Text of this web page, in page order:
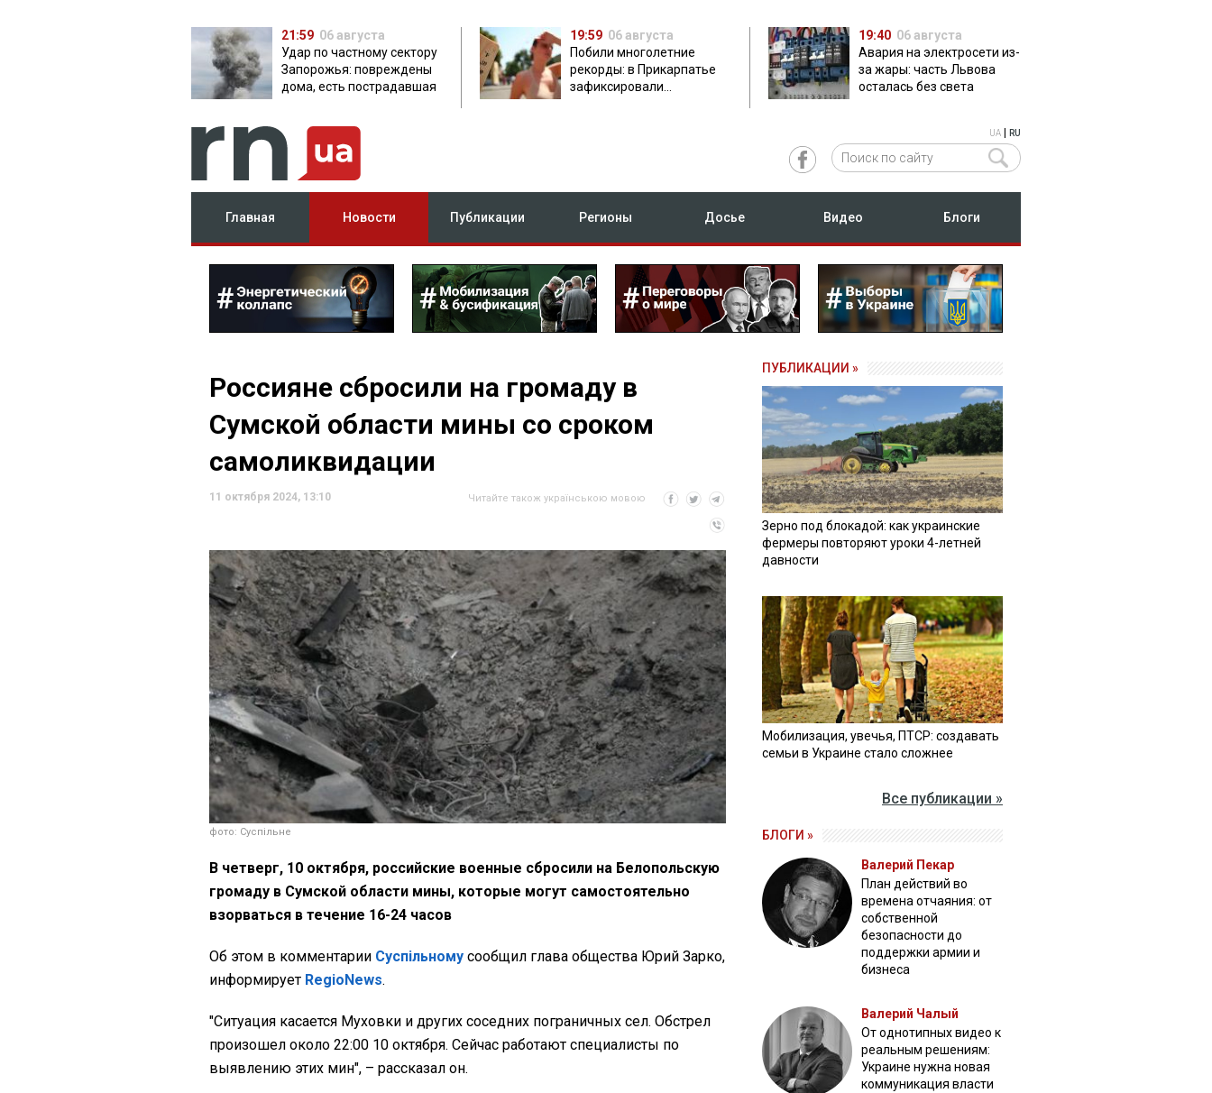
21:59 06 августа
Удар по частному сектору
Запорожья: повреждены
дома, есть пострадавшая
19:59 06 августа
Побили многолетние
рекорды: в Прикарпатье
зафиксировали
19:40 06 августа
Авария на электросети из-
за жары: часть Львова
осталась без света
UA RU
Главная Новости Публикации Регионы Досье Видео Блоги
Россияне сбросили на громаду в
Сумской области мины со сроком
самоликвидации
11 октября 2024, 13:10 Читайте також українською мовою
фото: Суспільне
В четверг, 10 октября, российские военные сбросили на Белопольскую
громаду в Сумской области мины, которые могут самостоятельно
взорваться в течение 16-24 часов
Об этом в комментарии Суспільному сообщил глава общества Юрий Зарко,
информирует RegioNews.
"Ситуация касается Муховки и других соседних пограничных сел. Обстрел
произошел около 22:00 10 октября. Сейчас работают специалисты по
выявлению этих мин", – рассказал он.
ПУБЛИКАЦИИ »
Зерно под блокадой: как украинские
фермеры повторяют уроки 4-летней
давности
Мобилизация, увечья, ПТСР: создавать
семьи в Украине стало сложнее
Все публикации »
БЛОГИ »
Валерий Пекар
План действий во
времена отчаяния: от
собственной
безопасности до
поддержки армии и
бизнеса
Валерий Чалый
От однотипных видео к
реальным решениям:
Украине нужна новая
коммуникация власти